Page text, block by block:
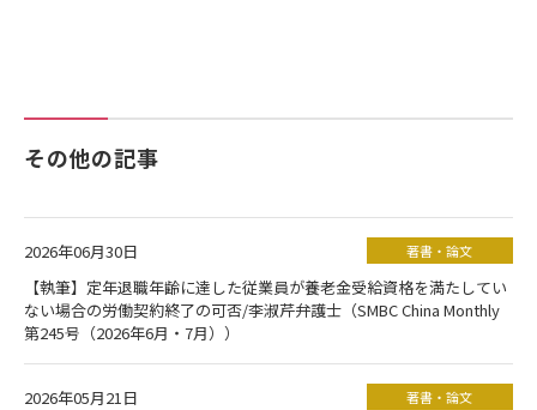
その他の記事
2026年06月30日 著書・論文
【執筆】定年退職年齢に達した従業員が養老金受給資格を満たしてい
ない場合の労働契約終了の可否/李淑芹弁護士（SMBC China Monthly
第245号（2026年6月・7月））
2026年05月21日 著書・論文